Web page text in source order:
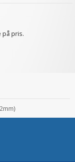
på pris.